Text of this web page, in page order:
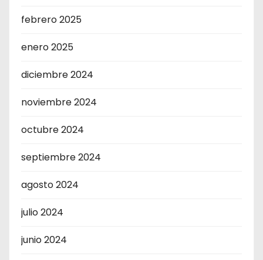
febrero 2025
enero 2025
diciembre 2024
noviembre 2024
octubre 2024
septiembre 2024
agosto 2024
julio 2024
junio 2024